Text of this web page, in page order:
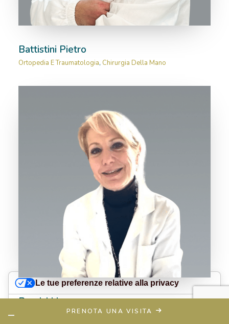
Battistini Pietro
Ortopedia E Traumatologia, Chirurgia Della Mano
Bazzichi Laura
PRENOTA UNA VISITA
Le tue preferenze relative alla privacy